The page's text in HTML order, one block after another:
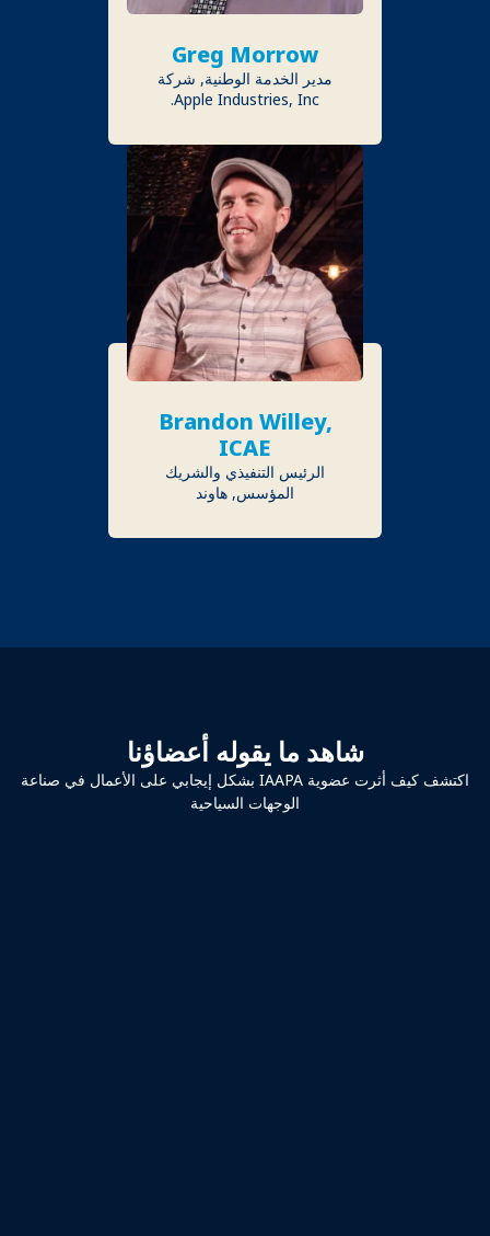
Greg Morrow
مدير الخدمة الوطنية, شركة
Apple Industries, Inc.
Brandon Willey,
ICAE
الرئيس التنفيذي والشريك
المؤسس, هاوند
شاهد ما يقوله أعضاؤنا
اكتشف كيف أثرت عضوية IAAPA بشكل إيجابي على الأعمال في صناعة
الوجهات السياحية